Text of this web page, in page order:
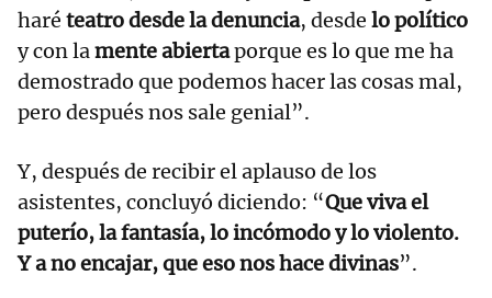
haré teatro desde la denuncia, desde lo político
y con lamente abiertaporque es lo que me ha
demostrado que podemos hacer las cosas mal,
pero después nos sale genial”.
Y, después de recibir el aplauso de los
asistentes, concluyó diciendo: “Que viva el
puterío, la fantasía, lo incómodo y lo violento.
Y a no encajar, que eso nos hace divinas”.